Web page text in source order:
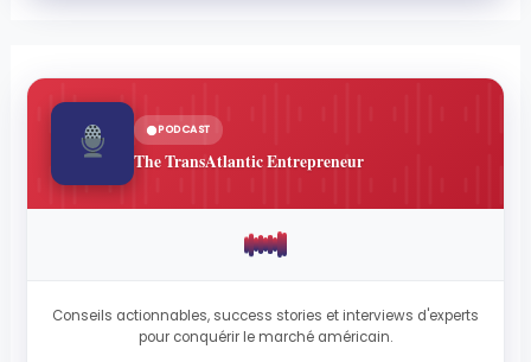
PODCAST
The TransAtlantic Entrepreneur
Conseils actionnables, success stories et interviews d'experts
pour conquérir le marché américain.